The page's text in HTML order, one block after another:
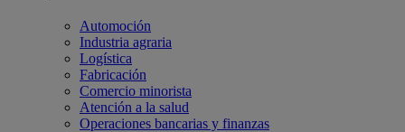
Automoción
Industria agraria
Logística
Fabricación
Comercio minorista
Atención a la salud
Operaciones bancarias y finanzas